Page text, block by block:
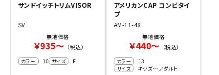
サンドイッチトリムVISOR
SV
無地価格
￥935～ （税込）
カラー 10 サイズ F
アメリカンCAP コンビタイ
プ
AM-11-48
無地価格
￥440～ （税込）
カラー 13
サイズ キッズ～アダルト